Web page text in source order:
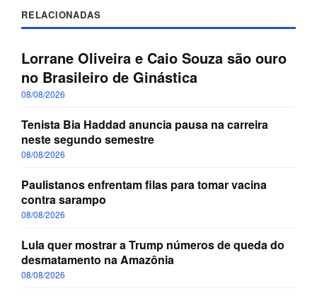
RELACIONADAS
Lorrane Oliveira e Caio Souza são ouro
no Brasileiro de Ginástica
08/08/2026
Tenista Bia Haddad anuncia pausa na carreira
neste segundo semestre
08/08/2026
Paulistanos enfrentam filas para tomar vacina
contra sarampo
08/08/2026
Lula quer mostrar a Trump números de queda do
desmatamento na Amazônia
08/08/2026